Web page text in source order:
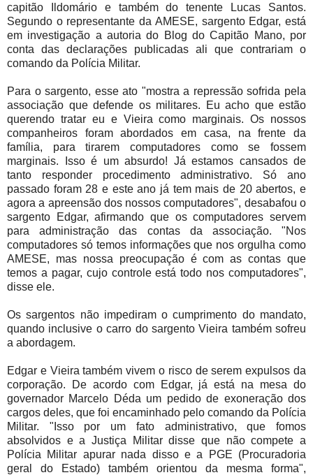
capitão Ildomário e também do tenente Lucas Santos.
Segundo o representante da AMESE, sargento Edgar, está
em investigação a autoria do Blog do Capitão Mano, por
conta das declarações publicadas ali que contrariam o
comando da Polícia Militar.
Para o sargento, esse ato "mostra a repressão sofrida pela
associação que defende os militares. Eu acho que estão
querendo tratar eu e Vieira como marginais. Os nossos
companheiros foram abordados em casa, na frente da
família, para tirarem computadores como se fossem
marginais. Isso é um absurdo! Já estamos cansados de
tanto responder procedimento administrativo. Só ano
passado foram 28 e este ano já tem mais de 20 abertos, e
agora a apreensão dos nossos computadores", desabafou o
sargento Edgar, afirmando que os computadores servem
para administração das contas da associação. "Nos
computadores só temos informações que nos orgulha como
AMESE, mas nossa preocupação é com as contas que
temos a pagar, cujo controle está todo nos computadores",
disse ele.
Os sargentos não impediram o cumprimento do mandato,
quando inclusive o carro do sargento Vieira também sofreu
a abordagem.
Edgar e Vieira também vivem o risco de serem expulsos da
corporação. De acordo com Edgar, já está na mesa do
governador Marcelo Déda um pedido de exoneração dos
cargos deles, que foi encaminhado pelo comando da Polícia
Militar. "Isso por um fato administrativo, que fomos
absolvidos e a Justiça Militar disse que não compete a
Polícia Militar apurar nada disso e a PGE (Procuradoria
geral do Estado) também orientou da mesma forma",